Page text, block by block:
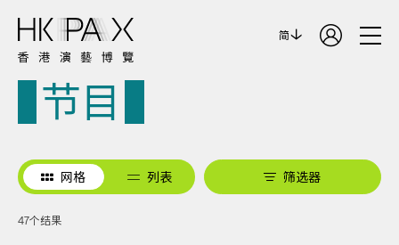
简
节目
网格 列表 筛选器
47个结果